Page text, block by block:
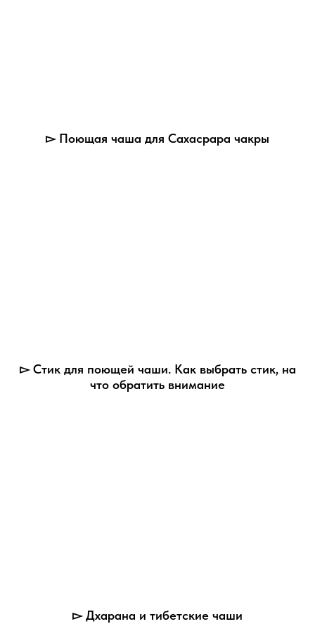
▻ Поющая чаша для Cахасрара чакры
▻ Стик для поющей чаши. Как выбрать стик, на
что обратить внимание
▻ Дхарана и тибетские чаши